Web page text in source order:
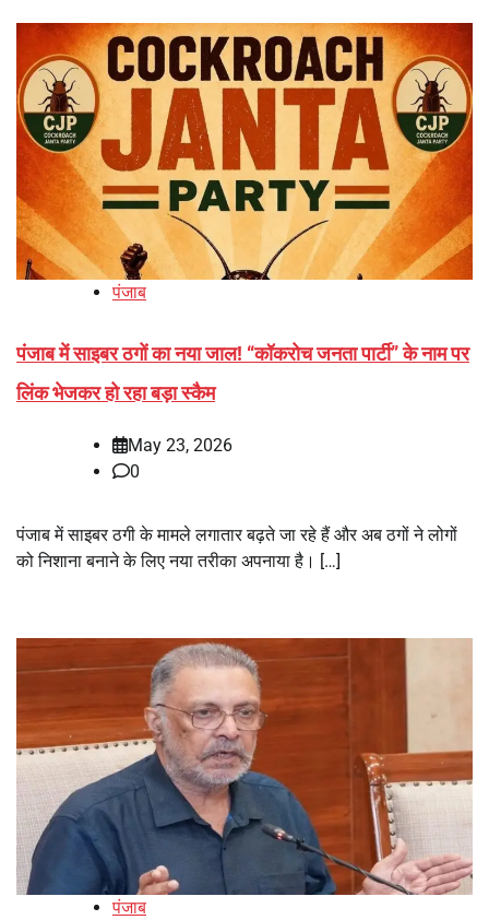
पंजाब
पंजाब में साइबर ठगों का नया जाल! “कॉकरोच जनता पार्टी” के नाम पर
लिंक भेजकर हो रहा बड़ा स्कैम
May 23, 2026
0
पंजाब में साइबर ठगी के मामले लगातार बढ़ते जा रहे हैं और अब ठगों ने लोगों
को निशाना बनाने के लिए नया तरीका अपनाया है। […]
पंजाब